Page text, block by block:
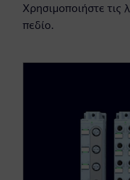
Χρησιμοποιήστε τις
πεδίο.